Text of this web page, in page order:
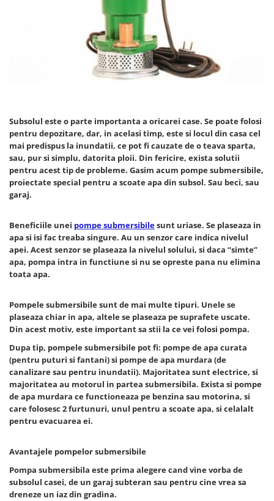
Aragazuri - cuptor electric
Aragazuri - cuptor gaz
Betoniere
Calorifere
Clesti & foarfece gradina
Convectoare
Cuptoare cu microunde
Cuptoare cu microunde
incorporabile
Cuptoare electrice
Cuptoare incorporabile
Deshidratoare carne & fructe &
legume
Electrocasnice mici
Aparate de vidat
Articole Menaj
Espressoare & Cafetiere
Friteuze aer cald
Gratare Electrice
Masini de gheata
Masini de umplut carnati
Mixere bucatarie
Prajitoare de paine
Masini de Gaurit & Insurubat
Masini de gaurit fixe & banc
Motoare Electrice
Pistoale Aer Cald
Polizoare
Prelungitoare
Rindele & Abricuri
Rotopercutoare
Burghie
Slefuitoare
Truse & Seturi Surubelnite
Masini de Tuns Gazonul
Masini Gresie & Faianta
Motoburghie & Burghie
Motoferastraie cu Lant
Motopompe
Nivele Optice & Trepiede
Placi Compactoare
Pompe de Vopsit & Zugravit
Profesionale
Pompe Submersibile
Prelungitoare
Rotopercutoare
Suflante & Aspiratoare
Surse de Curent & Panouri Solare
Taietoare de Beton & Asfalt
Trimmere & Motocoase
Truse de Scule & Unelte
Subsolul este o parte importanta a oricarei case. Se poate folosi
pentru depozitare, dar, in acelasi timp, este si locul din casa cel
mai predispus la inundatii, ce pot fi cauzate de o teava sparta,
sau, pur si simplu, datorita ploii. Din fericire, exista solutii
pentru acest tip de probleme. Gasim acum pompe submersibile,
proiectate special pentru a scoate apa din subsol. Sau beci, sau
garaj.
Beneficiile unei pompe submersibilesunt uriase. Se plaseaza in
apa si isi fac treaba singure. Au un senzor care indica nivelul
apei. Acest senzor se plaseaza la nivelul solului, si daca “simte”
apa, pompa intra in functiune si nu se opreste pana nu elimina
toata apa.
Pompele submersibile sunt de mai multe tipuri. Unele se
plaseaza chiar in apa, altele se plaseaza pe suprafete uscate.
Din acest motiv, este important sa stii la ce vei folosi pompa.
Dupa tip, pompele submersibile pot fi: pompe de apa curata
(pentru puturi si fantani) si pompe de apa murdara (de
canalizare sau pentru inundatii). Majoritatea sunt electrice, si
majoritatea au motorul in partea submersibila. Exista si pompe
de apa murdara ce functioneaza pe benzina sau motorina, si
care folosesc 2 furtunuri, unul pentru a scoate apa, si celalalt
pentru evacuarea ei.
Avantajele pompelor submersibile
Pompa submersibila este prima alegere cand vine vorba de
subsolul casei, de un garaj subteran sau pentru cine vrea sa
dreneze un iaz din gradina.